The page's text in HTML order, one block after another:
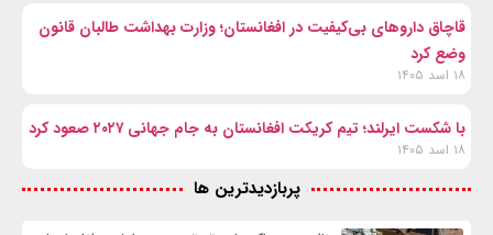
قاچاق داروهای بی‌کیفیت در افغانستان؛ وزارت بهداشت طالبان قانون
وضع کرد
۱۸ اسد ۱۴۰۵
با شکست ایرلند؛ تیم کریکت افغانستان به جام جهانی ۲۰۲۷ صعود کرد
۱۸ اسد ۱۴۰۵
پربازدیدترین ها